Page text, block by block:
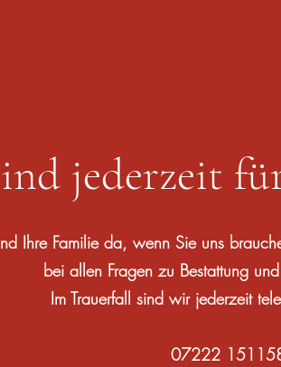
jederzeit
Ihre Familie da, wenn Sie uns
bei allen Fragen zu Bestattung
Im Trauerfall sind wir jederzeit
07222